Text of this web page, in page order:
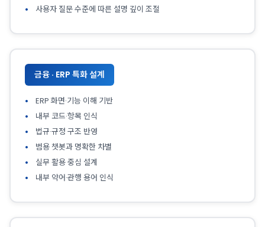
사용자 질문 수준에 따른 설명 깊이 조절
금융 · ERP 특화 설계
ERP 화면·기능 이해 기반
내부 코드·항목 인식
법규·규정 구조 반영
범용 챗봇과 명확한 차별
실무 활용 중심 설계
내부 약어·관행 용어 인식